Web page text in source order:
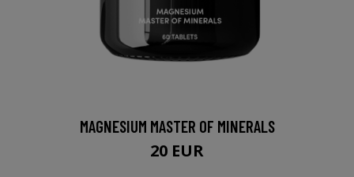
MAGNESIUM MASTER OF MINERALS
20 EUR